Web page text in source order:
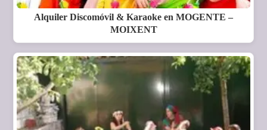
Alquiler Discomóvil & Karaoke en MOGENTE –
MOIXENT